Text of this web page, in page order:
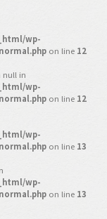
wp-
on line 12
null in
wp-
on line 12
wp-
on line 13
wp-
on line 13